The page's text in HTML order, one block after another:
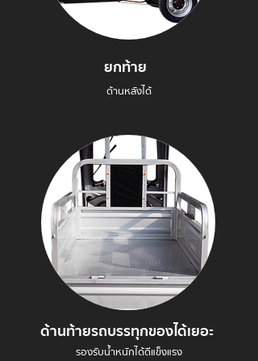
ยกท้าย
ด้านหลังได้
ด้านท้ายรถบรรทุกของได้เยอะ
รองรับน้ำหนักได้ดีแข็งแรง